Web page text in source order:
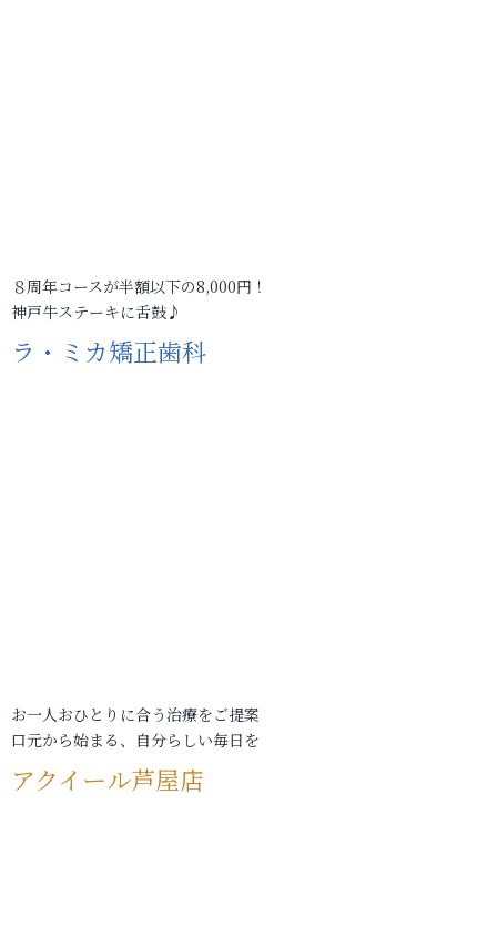
８周年コースが半額以下の8,000円！
神戸牛ステーキに舌鼓♪
ラ・ミカ矯正歯科
お一人おひとりに合う治療をご提案
口元から始まる、自分らしい毎日を
アクイール芦屋店